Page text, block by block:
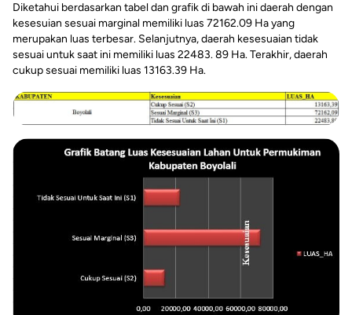
Diketahui berdasarkan tabel dan grafik di bawah ini daerah dengan
kesesuian sesuai marginal memiliki luas 72162.09 Ha yang
merupakan luas terbesar. Selanjutnya, daerah kesesuaian tidak
sesuai untuk saat ini memiliki luas 22483. 89 Ha. Terakhir, daerah
cukup sesuai memiliki luas 13163.39 Ha.